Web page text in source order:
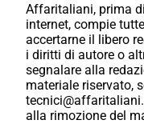
Affaritaliani, prima
internet, compie
accertarne il libero
i diritti di autore o
segnalare alla
materiale riservato,
alla rimozione del